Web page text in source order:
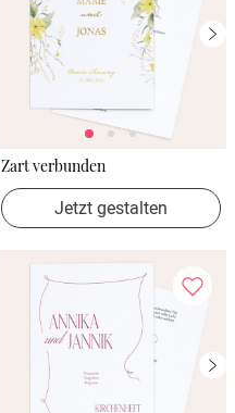
Zart verbunden
Jetzt gestalten